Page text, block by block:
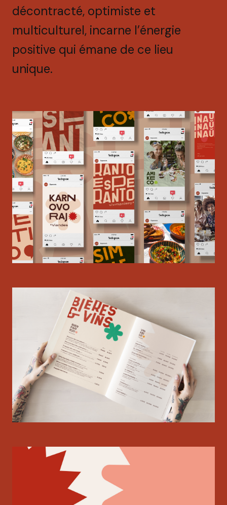
décontracté, optimiste et
multiculturel, incarne l’énergie
positive qui émane de ce lieu
unique.